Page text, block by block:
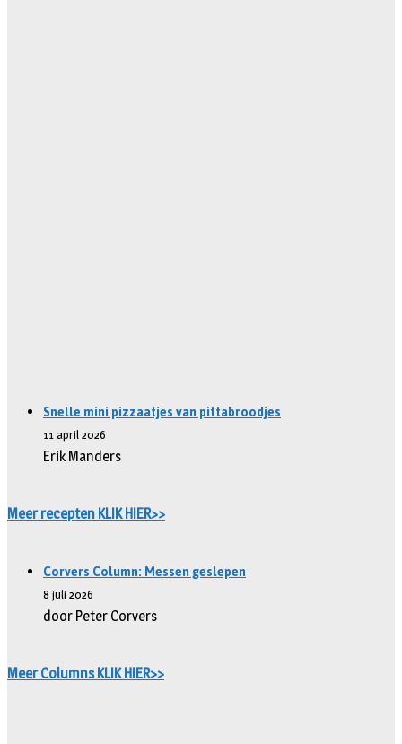
Snelle mini pizzaatjes van pittabroodjes
11 april 2026
Erik Manders
Meer recepten KLIK HIER>>
Corvers Column: Messen geslepen
8 juli 2026
door Peter Corvers
Meer Columns KLIK HIER>>